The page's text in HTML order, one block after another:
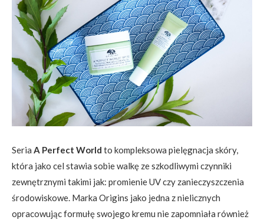
Seria A Perfect World to kompleksowa pielęgnacja skóry,
która jako cel stawia sobie walkę ze szkodliwymi czynniki
zewnętrznymi takimi jak: promienie UV czy zanieczyszczenia
środowiskowe. Marka Origins jako jedna z nielicznych
opracowując formułę swojego kremu nie zapomniała również